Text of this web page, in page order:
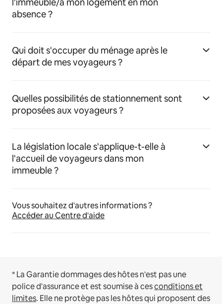
absence ?
Qui doit s'occuper du ménage après le
départ de mes voyageurs ?
Quelles possibilités de stationnement sont
proposées aux voyageurs ?
La législation locale s'applique-t-elle à
l'accueil de voyageurs dans mon
immeuble ?
Vous souhaitez d'autres informations ?
Accéder au Centre d'aide
* La Garantie dommages des hôtes n'est pas une
police d'assurance et est soumise à cesconditions et
limites. Elle ne protège pas les hôtes qui proposent des